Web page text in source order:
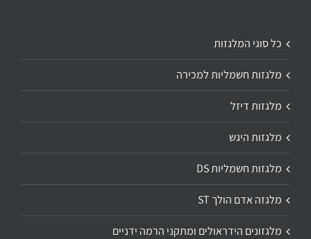
כל סוגי המלגזות
מלגזות חשמליות למכירה
מלגזות דיזל
מלגזות היגש
מלגזות חשמליות DS
מלגזה אדם הולך ST
מלגזונים הידראולים ומתקני הרמה ידניים